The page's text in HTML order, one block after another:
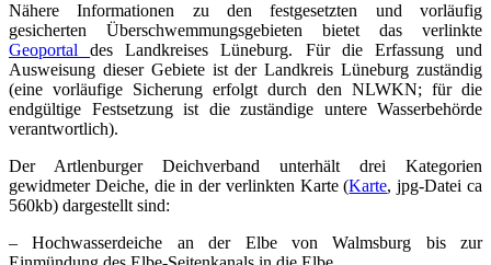
Nähere Informationen zu den festgesetzten und vorläufig
gesicherten Überschwemmungsgebieten bietet das verlinkte
Geoportaldes Landkreises Lüneburg. Für die Erfassung und
Ausweisung dieser Gebiete ist der Landkreis Lüneburg zuständig
(eine vorläufige Sicherung erfolgt durch den NLWKN; für die
endgültige Festsetzung ist die zuständige untere Wasserbehörde
verantwortlich).
Der Artlenburger Deichverband unterhält drei Kategorien
gewidmeter Deiche, die in der verlinkten Karte (Karte, jpg-Datei ca
560kb) dargestellt sind:
– Hochwasserdeiche an der Elbe von Walmsburg bis zur